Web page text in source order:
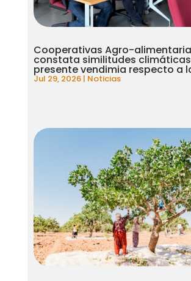
Cooperativas Agro-
constata similitudes
presente vendimia respecto a
Jul 29, 2026| Noticias